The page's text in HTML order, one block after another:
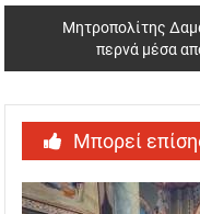
Μητροπολίτης
περνά μέσα
Μπορεί